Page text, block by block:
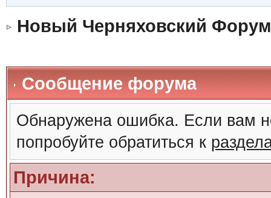
Новый Черняховский Форум
Сообщение форума
Обнаружена ошибка. Если вам
попробуйте обратиться к
Причина: